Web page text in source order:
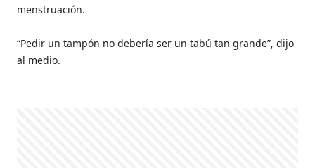
menstruación.
“Pedir un tampón no debería ser un tabú tan grande”, dijo
al medio.